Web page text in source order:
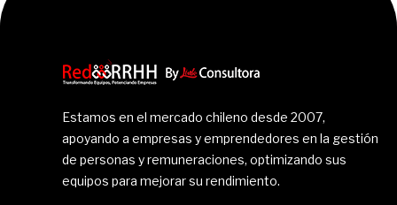
Estamos en el mercado chileno desde 2007,
apoyando a empresas y emprendedores en la gestión
de personas y remuneraciones, optimizando sus
equipos para mejorar su rendimiento.